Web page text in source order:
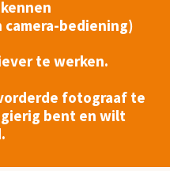
bediening)
te werken.
fotograaf te
bent en wilt